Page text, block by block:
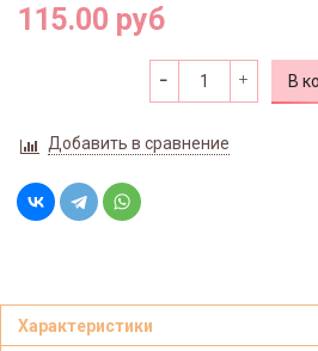
115.00 руб
В
Добавить в сравнение
Характеристики